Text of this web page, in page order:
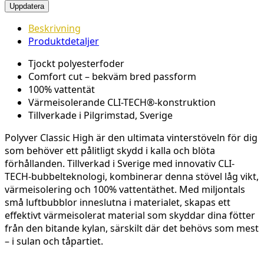
Beskrivning
Produktdetaljer
Tjockt polyesterfoder
Comfort cut – bekväm bred passform
100% vattentät
Värmeisolerande CLI-TECH®-konstruktion
Tillverkade i Pilgrimstad, Sverige
Polyver Classic High är den ultimata vinterstöveln för dig
som behöver ett pålitligt skydd i kalla och blöta
förhållanden. Tillverkad i Sverige med innovativ CLI-
TECH-bubbelteknologi, kombinerar denna stövel låg vikt,
värmeisolering och 100% vattentäthet. Med miljontals
små luftbubblor inneslutna i materialet, skapas ett
effektivt värmeisolerat material som skyddar dina fötter
från den bitande kylan, särskilt där det behövs som mest
– i sulan och tåpartiet.